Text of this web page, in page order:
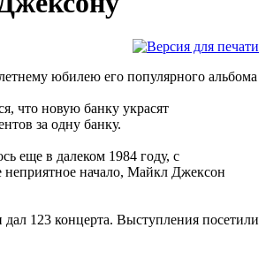
юбилею его популярного альбома
что новую банку украсят
за одну банку.
еще в далеком 1984 году, с
неприятное начало, Майкл Джексон
123 концерта. Выступления посетили